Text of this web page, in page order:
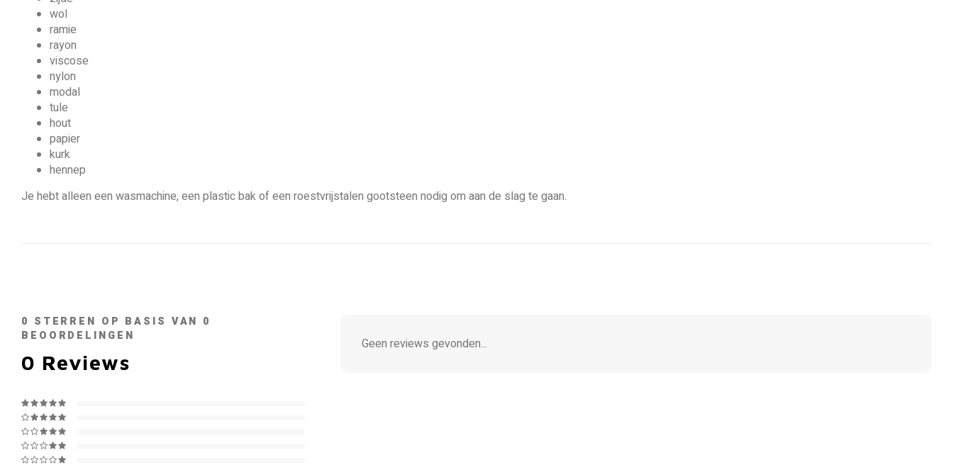
wol
ramie
rayon
viscose
nylon
modal
tule
hout
papier
kurk
hennep
Je hebt alleen een wasmachine, een plastic bak of een roestvrijstalen gootsteen nodig om aan de slag te gaan.
0 STERREN OP BASIS VAN 0
BEOORDELINGEN
0 Reviews
Geen reviews gevonden...